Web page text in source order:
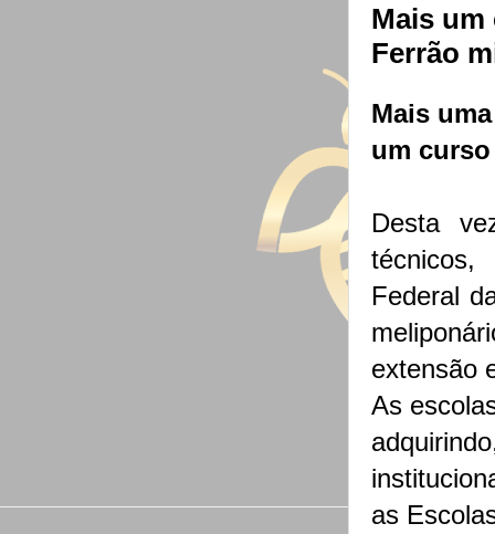
Mais um
Ferrão
Mais
um
Desta
Federal
extensão
As
as